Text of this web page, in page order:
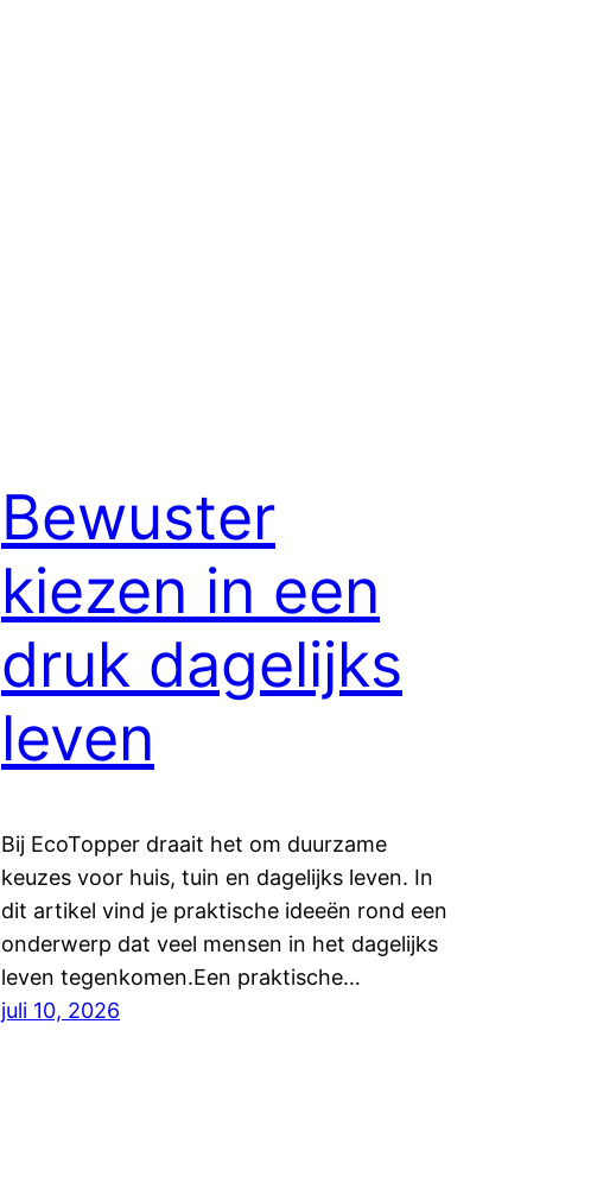
Bewuster
kiezen in een
druk dagelijks
leven
Bij EcoTopper draait het om duurzame
keuzes voor huis, tuin en dagelijks leven. In
dit artikel vind je praktische ideeën rond een
onderwerp dat veel mensen in het dagelijks
leven tegenkomen.Een praktische…
juli 10, 2026